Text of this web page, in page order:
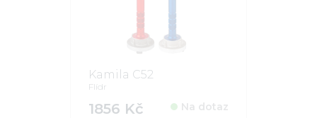
Kamila C52
Flídr
1856 Kč Na dotaz